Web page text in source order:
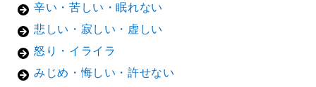
辛い・苦しい・眠れない
悲しい・寂しい・虚しい
怒り・イライラ
みじめ・悔しい・許せない